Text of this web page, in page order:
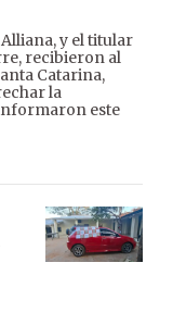
y el titular
recibieron al
Catarina,
la
este